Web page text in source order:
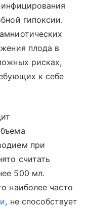
гипоксии.
плода в
рисках,
к себе
при
считать
500 мл.
наиболее часто
, не способствует